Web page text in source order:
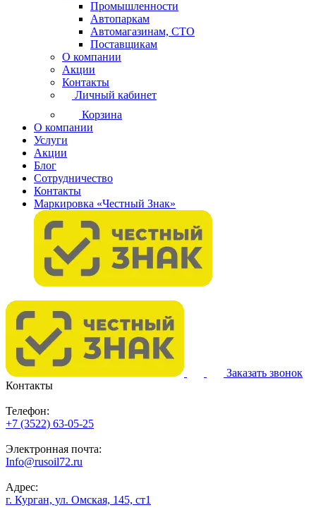
Промышленности
Автопаркам
Автомагазинам, СТО
Поставщикам
О компании
Акции
Контакты
Личный кабинет
Корзина
О компании
Услуги
Акции
Блог
Сотрудничество
Контакты
Маркировка «Честный Знак»
Заказать звонок
Контакты
Телефон:
+7 (3522) 63-05-25
Электронная почта:
Info@rusoil72.ru
Адрес:
г. Курган, ул. Омская, 145, ст1